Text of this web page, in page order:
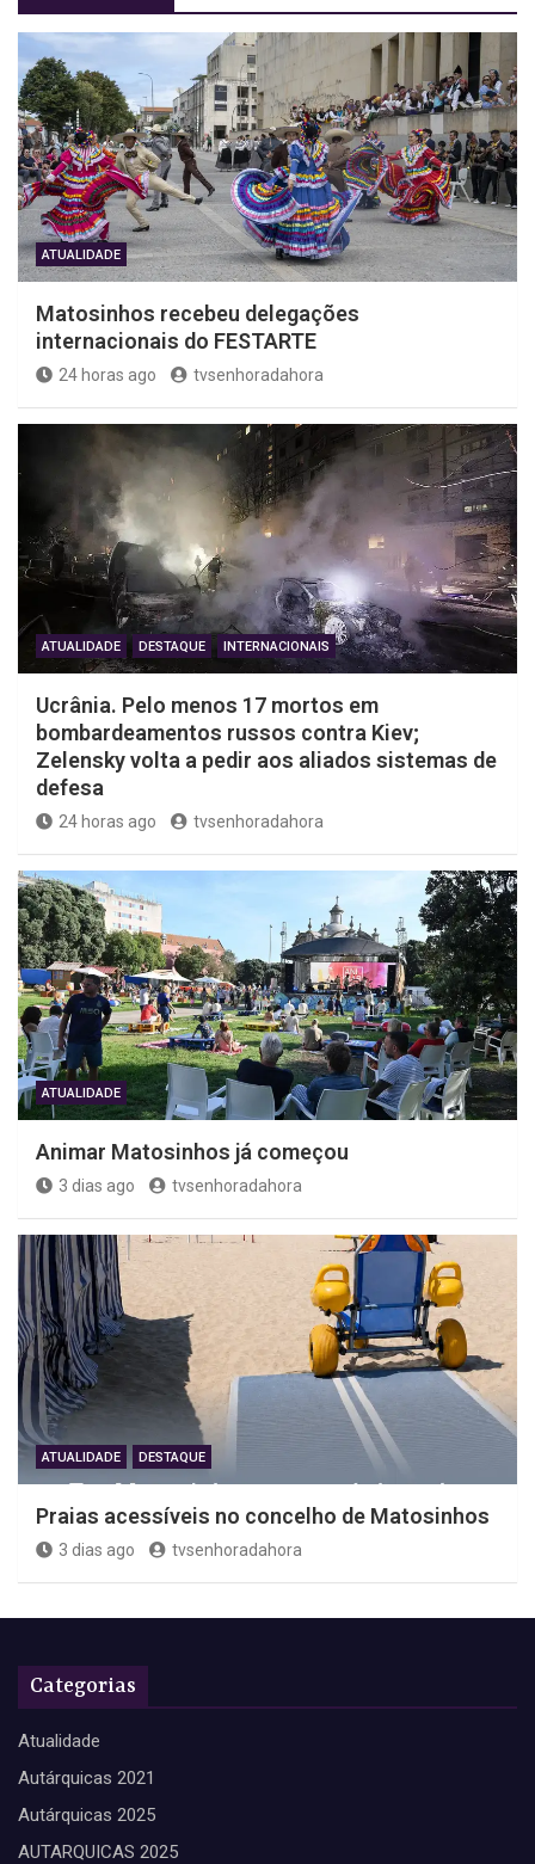
ATUALIDADE
Matosinhos recebeu delegações
internacionais do FESTARTE
24 horas ago tvsenhoradahora
ATUALIDADE DESTAQUE INTERNACIONAIS
Ucrânia. Pelo menos 17 mortos em
bombardeamentos russos contra Kiev;
Zelensky volta a pedir aos aliados sistemas de
defesa
24 horas ago tvsenhoradahora
ATUALIDADE
Animar Matosinhos já começou
3 dias ago tvsenhoradahora
ATUALIDADE DESTAQUE
Praias acessíveis no concelho de Matosinhos
3 dias ago tvsenhoradahora
Categorias
Atualidade
Autárquicas 2021
Autárquicas 2025
AUTARQUICAS 2025